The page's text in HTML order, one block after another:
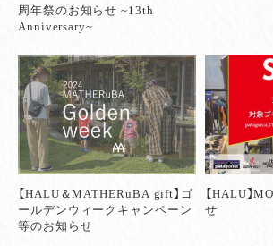
周年祭のお知らせ ~13th
Anniversary~
【HALU＆MATHERuBA gift】ゴ
ールデンウィークキャンペーン
等のお知らせ
【HALU】
せ